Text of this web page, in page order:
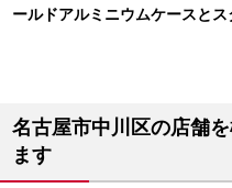
ールドアルミニウムケースと
名古屋市中川区の店舗
ます